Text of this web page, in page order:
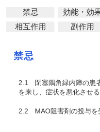
禁忌 効能・効
相互作用
副作用
禁忌
2.1
閉塞隅角緑内障の患
を来し、症状を悪化させる
2.2 MAO阻害剤の投与を